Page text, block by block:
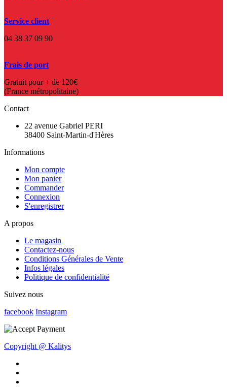
Service client
04 38 37 09 90
Frais de port
Gratuit pour + de 120€
(France métropolitaine)
Contact
22 avenue Gabriel PERI
38400 Saint-Martin-d'Hères
Informations
Mon compte
Mon panier
Commander
Connexion
S'enregistrer
A propos
Le magasin
Contactez-nous
Conditions Générales de Vente
Infos légales
Politique de confidentialité
Suivez nous
facebook Instagram
Copyright @ Kalitys